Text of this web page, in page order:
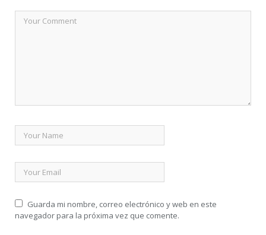
Guarda mi nombre, correo electrónico y web en este
navegador para la próxima vez que comente.